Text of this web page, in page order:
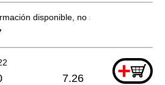
disponible, no se puede pedir
+
7.26